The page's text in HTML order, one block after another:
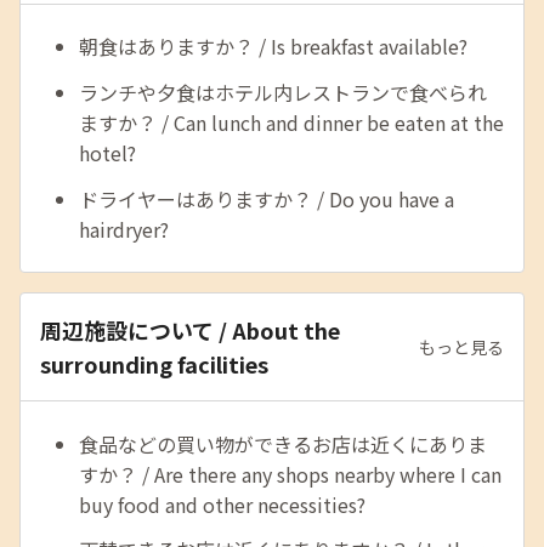
朝食はありますか？ / Is breakfast available?
ランチや夕食はホテル内レストランで食べられ
ますか？ / Can lunch and dinner be eaten at the
hotel?
ドライヤーはありますか？ / Do you have a
hairdryer?
周辺施設について / About the
surrounding facilities
もっと見る
食品などの買い物ができるお店は近くにありま
すか？ / Are there any shops nearby where I can
buy food and other necessities?